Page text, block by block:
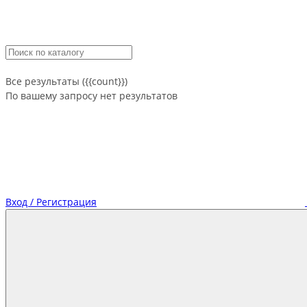
Все результаты ({{count}})
По вашему запросу нет результатов
Вход / Регистрация